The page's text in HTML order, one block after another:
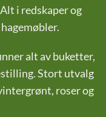
i redskaper og
alt av buketter,
Stort utvalg
roser og